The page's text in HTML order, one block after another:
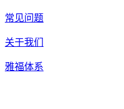
常见问题
关于我们
雅福体系